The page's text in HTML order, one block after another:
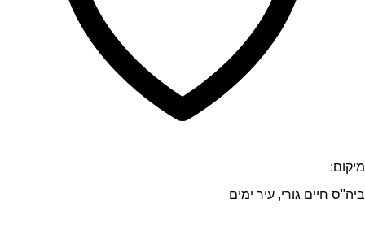
מיקום:
ביה"ס חיים גורי, עיר ימים